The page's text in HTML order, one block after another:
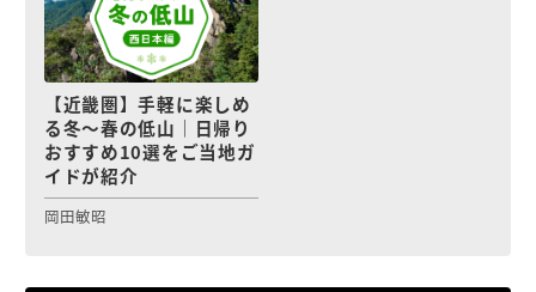
【近畿圏】手軽に楽しめ
る冬〜春の低山｜日帰り
おすすめ10選をご当地ガ
イドが紹介
岡田敏昭